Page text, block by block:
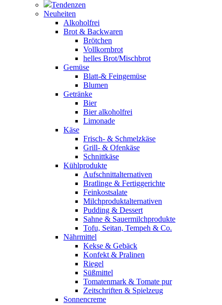
Tendenzen
Neuheiten
Alkoholfrei
Brot & Backwaren
Brötchen
Vollkornbrot
helles Brot/Mischbrot
Gemüse
Blatt-& Feingemüse
Blumen
Getränke
Bier
Bier alkoholfrei
Limonade
Käse
Frisch- & Schmelzkäse
Grill- & Ofenkäse
Schnittkäse
Kühlprodukte
Aufschnittalternativen
Bratlinge & Fertiggerichte
Feinkostsalate
Milchproduktalternativen
Pudding & Dessert
Sahne & Sauermilchprodukte
Tofu, Seitan, Tempeh & Co.
Nährmittel
Kekse & Gebäck
Konfekt & Pralinen
Riegel
Süßmittel
Tomatenmark & Tomate pur
Zeitschriften & Spielzeug
Sonnencreme